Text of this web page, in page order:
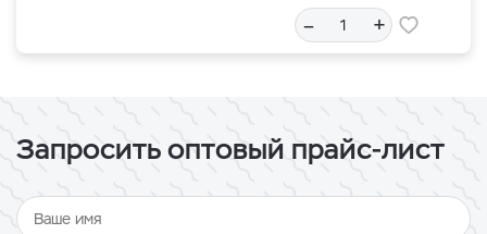
– +
Запросить оптовый прайс-лист